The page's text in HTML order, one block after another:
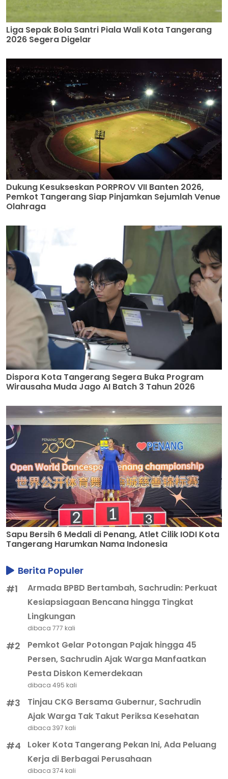
Liga Sepak Bola Santri Piala Wali Kota Tangerang
2026 Segera Digelar
Dukung Kesukseskan PORPROV VII Banten 2026,
Pemkot Tangerang Siap Pinjamkan Sejumlah Venue
Olahraga
Dispora Kota Tangerang Segera Buka Program
Wirausaha Muda Jago AI Batch 3 Tahun 2026
Sapu Bersih 6 Medali di Penang, Atlet Cilik IODI Kota
Tangerang Harumkan Nama Indonesia
Berita Populer
#1
Armada BPBD Bertambah, Sachrudin: Perkuat
Kesiapsiagaan Bencana hingga Tingkat
Lingkungan
dibaca 777 kali
#2
Pemkot Gelar Potongan Pajak hingga 45
Persen, Sachrudin Ajak Warga Manfaatkan
Pesta Diskon Kemerdekaan
dibaca 495 kali
#3
Tinjau CKG Bersama Gubernur, Sachrudin
Ajak Warga Tak Takut Periksa Kesehatan
dibaca 397 kali
#4
Loker Kota Tangerang Pekan Ini, Ada Peluang
Kerja di Berbagai Perusahaan
dibaca 374 kali